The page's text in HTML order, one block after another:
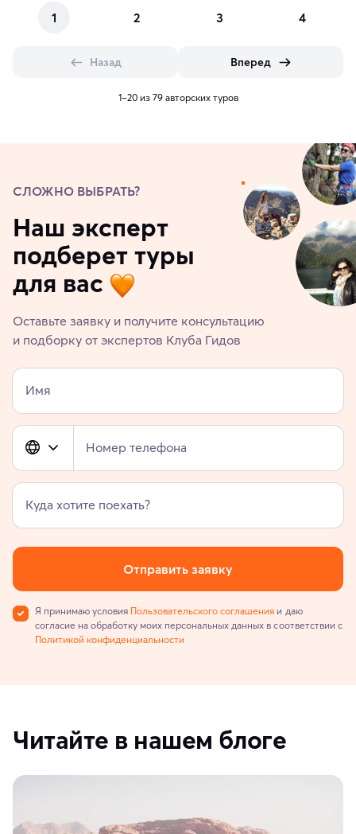
1 2 3 4
Назад Вперед
1–20 из 79 авторских туров
СЛОЖНО ВЫБРАТЬ?
Наш эксперт
подберет туры
для вас
Оставьте заявку и получите консультацию
и подборку от экспертов Клуба Гидов
Имя
Номер телефона
Куда хотите поехать?
Отправить заявку
Я принимаю условия Пользовательского соглашения и даю
согласие на обработку моих персональных данных в соответствии с
Политикой конфиденциальности
Читайте в нашем блоге